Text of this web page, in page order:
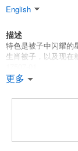
English
描述
特色是被子中闪耀的
生肖被子，以及现在
类别：常规杂志拼布
更多